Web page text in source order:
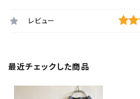
レビュー
最近チェックした商品